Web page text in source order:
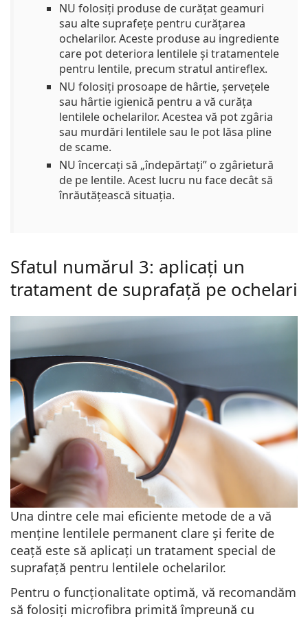
NU folosiți produse de curățat geamuri
sau alte suprafețe pentru curățarea
ochelarilor. Aceste produse au ingrediente
care pot deteriora lentilele și tratamentele
pentru lentile, precum stratul antireflex.
NU folosiți prosoape de hârtie, șervețele
sau hârtie igienică pentru a vă curăța
lentilele ochelarilor. Acestea vă pot zgâria
sau murdări lentilele sau le pot lăsa pline
de scame.
NU încercați să „îndepărtați” o zgârietură
de pe lentile. Acest lucru nu face decât să
înrăutățească situația.
Sfatul numărul 3: aplicați un
tratament de suprafață pe ochelari
Una dintre cele mai eficiente metode de a vă
menține lentilele permanent clare și ferite de
ceață este să aplicați un tratament special de
suprafață pentru lentilele ochelarilor.
Pentru o funcționalitate optimă, vă recomandăm
să folosiți microfibra primită împreună cu